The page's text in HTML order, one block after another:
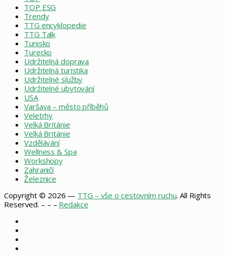
TOP ESG
Trendy
TTG encyklopedie
TTG Talk
Tunisko
Turecko
Udržitelná doprava
Udržitelná turistika
Udržitelné služby
Udržitelné ubytování
USA
Varšava – město příběhů
Veletrhy
Velká Británie
Velká Británie
Vzdělávání
Wellness & Spa
Workshopy
Zahraničí
Železnice
Copyright © 2026 — TTG – vše o cestovním ruchu. All Rights
Reserved. – – – Redakce